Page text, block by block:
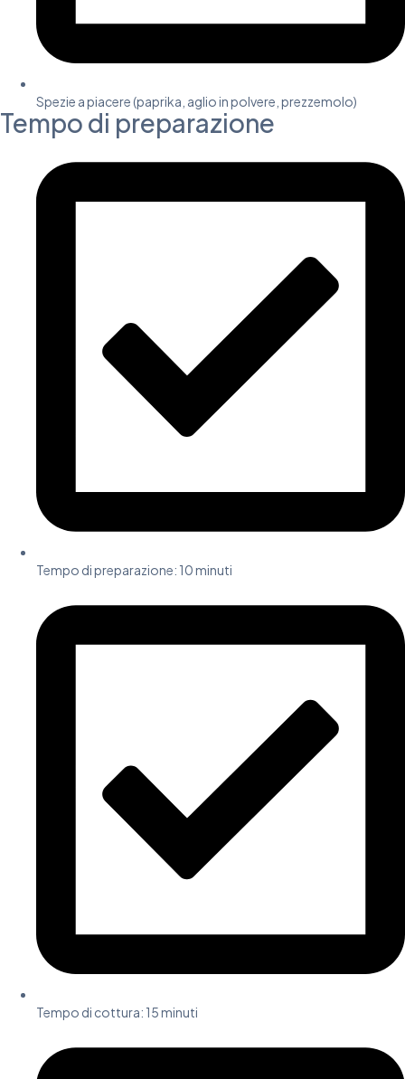
Spezie a piacere (paprika, aglio in polvere, prezzemolo)
Tempo di preparazione
Tempo di preparazione: 10 minuti
Tempo di cottura: 15 minuti